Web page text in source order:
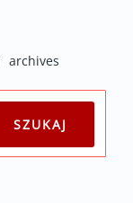
archives